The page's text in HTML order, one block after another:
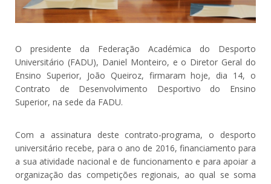
O presidente da Federação Académica do Desporto
Universitário (FADU), Daniel Monteiro, e o Diretor Geral do
Ensino Superior, João Queiroz, firmaram hoje, dia 14, o
Contrato de Desenvolvimento Desportivo do Ensino
Superior, na sede da FADU.
Com a assinatura deste contrato-programa, o desporto
universitário recebe, para o ano de 2016, financiamento para
a sua atividade nacional e de funcionamento e para apoiar a
organização das competições regionais, ao qual se soma